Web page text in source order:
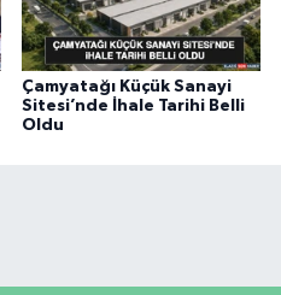
Çamyatağı Küçük Sanayi
Sitesi’nde İhale Tarihi Belli
Oldu